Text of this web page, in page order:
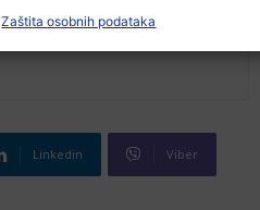
Zaštita osobnih podataka
Linkedin Viber